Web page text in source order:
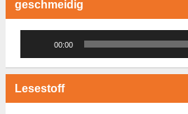
geschmeidig
00:00
Lesestoff